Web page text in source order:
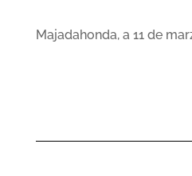
Majadahonda, a 11 de